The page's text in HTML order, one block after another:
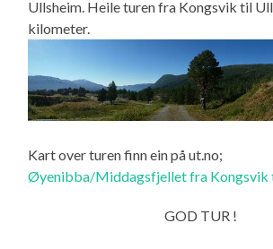
Ullsheim. Heile turen fra Kongsvik til
kilometer.
Kart over turen finn ein på ut.no;
Øyenibba/Middagsfjellet fra Kongsvik
GOD TUR !